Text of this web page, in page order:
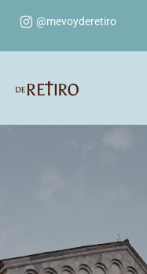
@mevoyderetiro